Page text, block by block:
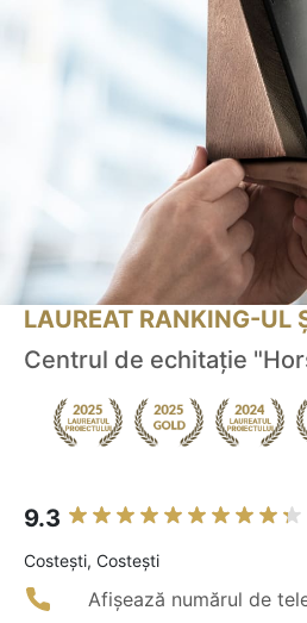
LAUREAT RANKING-UL
Centrul de echitaţie
9.3
Costeşti, Costeşti
Afișează numărul de